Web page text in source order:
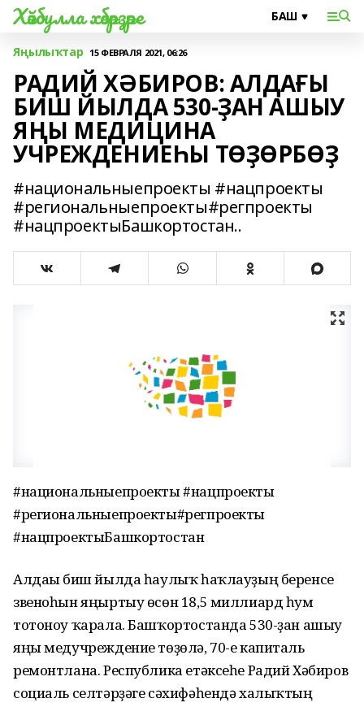
Хәйбулла хәбәрҙәре
Яңылыҡтар 15 ФЕВРАЛЯ 2021, 06:26
РАДИЙ ХӘБИРОВ: АЛДАҒЫ
БИШ ЙЫЛДА 530-ҘАН АШЫУ
ЯҢЫ МЕДИЦИНА
УЧРЕЖДЕНИЕҺЫ ТӨҘӨРБӨҘ
#национальныепроекты #нацпроекты
#региональныепроекты#регпроекты
#нацпроектыБашкортостан..
#национальныепроекты #нацпроекты
#региональныепроекты#регпроекты
#нацпроектыБашкортостан
Алдағы биш йылда һаулыҡ һаҡлауҙың беренсе
звеноһын яңыртыу өсөн 18,5 миллиард һум
тотоноу ҡарала. Башҡортостанда 530-ҙан ашыу
яңы медучреждение төҙөлә, 70-е капиталь
ремонтлана. Республика етәксеһе Радий Хәбиров
социаль селтәрҙәге сәхифәһендә халыҡтың